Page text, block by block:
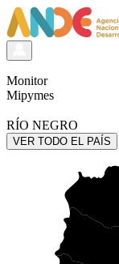
Monitor
Mipymes
RÍO NEGRO